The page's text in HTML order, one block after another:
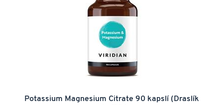
Potassium Magnesium Citrate 90 kapslí (Draslík